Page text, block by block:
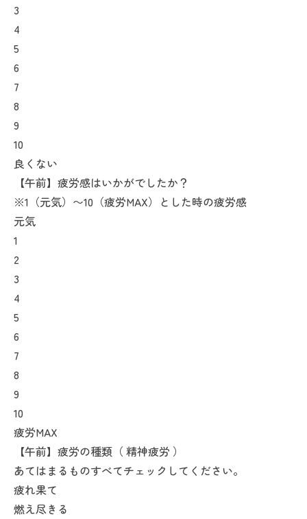
3
4
5
6
7
8
9
10
良くない
【午前】疲労感はいかがでしたか？
※1（元気）〜10（疲労MAX）とした時の疲労感
元気
1
2
3
4
5
6
7
8
9
10
疲労MAX
【午前】疲労の種類（ 精神疲労 ）
あてはまるものすべてチェックしてください。
疲れ果て
燃え尽きる